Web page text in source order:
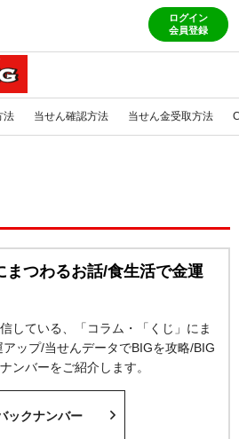
ログイン
会員登録
法 当せん確認方法 当せん金受取方法
まつわるお話/食生活で金運
している、「コラム・「くじ」にま
ップ/当せんデータでBIGを攻略/BIG
ンバーをご紹介します。
ックナンバー